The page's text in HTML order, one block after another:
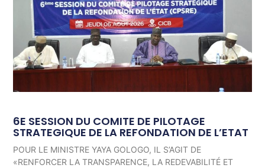
6E SESSION DU COMITE DE PILOTAGE
STRATEGIQUE DE LA REFONDATION DE L’ETAT
POUR LE MINISTRE YAYA GOLOGO, IL S’AGIT DE
«RENFORCER LA TRANSPARENCE, LA REDEVABILITÉ ET